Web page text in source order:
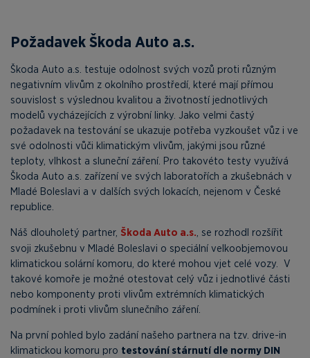
Požadavek Škoda Auto a.s.
Škoda Auto a.s. testuje odolnost svých vozů proti různým
negativním vlivům z okolního prostředí, které mají přímou
souvislost s výslednou kvalitou a životností jednotlivých
modelů vycházejících z výrobní linky. Jako velmi častý
požadavek na testování se ukazuje potřeba vyzkoušet vůz i ve
své odolnosti vůči klimatickým vlivům, jakými jsou různé
teploty, vlhkost a sluneční záření. Pro takovéto testy využívá
Škoda Auto a.s. zařízení ve svých laboratořích a zkušebnách v
Mladé Boleslavi a v dalších svých lokacích, nejenom v České
republice.
Náš dlouholetý partner, Škoda Auto a.s. , se rozhodl rozšířit
svoji zkušebnu v Mladé Boleslavi o speciální velkoobjemovou
klimatickou solární komoru, do které mohou vjet celé vozy. V
takové komoře je možné otestovat celý vůz i jednotlivé části
nebo komponenty proti vlivům extrémních klimatických
podmínek i proti vlivům slunečního záření.
Na první pohled bylo zadání našeho partnera na tzv. drive-in
klimatickou komoru pro testování stárnutí dle normy DIN